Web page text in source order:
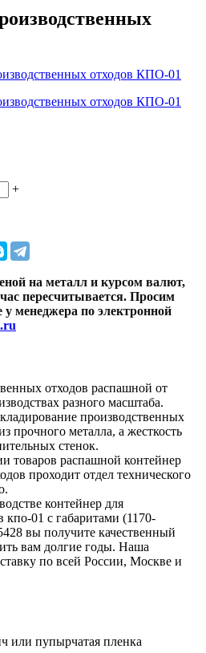
+
на металл и курсом валют,
пересчитывается. Просим
у менеджера по электронной
отходов распашной от
разного масштаба.
производственных
прочного металла, а жесткость
стенок.
товаров распашной контейнер
проходит отдел технического
контейнер для
кпо-01 с габаритами (1170-
вы получите качественный
вам долгие годы. Наша
по всей России, Москве и
или пупырчатая пленка